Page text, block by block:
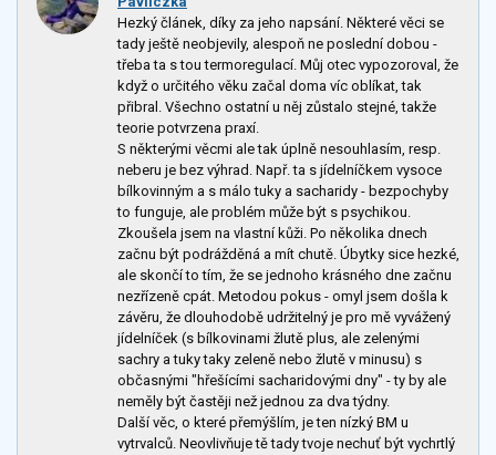
Hezký článek, díky za jeho napsání. Některé věci se
tady ještě neobjevily, alespoň ne poslední dobou -
třeba ta s tou termoregulací. Můj otec vypozoroval, že
když o určitého věku začal doma víc oblíkat, tak
přibral. Všechno ostatní u něj zůstalo stejné, takže
teorie potvrzena praxí.
S některými věcmi ale tak úplně nesouhlasím, resp.
neberu je bez výhrad. Např. ta s jídelníčkem vysoce
bílkovinným a s málo tuky a sacharidy - bezpochyby
to funguje, ale problém může být s psychikou.
Zkoušela jsem na vlastní kůži. Po několika dnech
začnu být podrážděná a mít chutě. Úbytky sice hezké,
ale skončí to tím, že se jednoho krásného dne začnu
nezřízeně cpát. Metodou pokus - omyl jsem došla k
závěru, že dlouhodobě udržitelný je pro mě vyvážený
jídelníček (s bílkovinami žlutě plus, ale zelenými
sachry a tuky taky zeleně nebo žlutě v minusu) s
občasnými "hřešícími sacharidovými dny" - ty by ale
neměly být častěji než jednou za dva týdny.
Další věc, o které přemýšlím, je ten nízký BM u
vytrvalců. Neovlivňuje tě tady tvoje nechuť být vychrtlý